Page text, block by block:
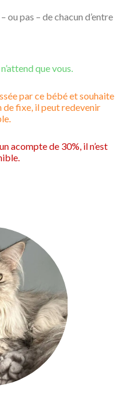
pas – de chacun d’entre
que vous.
par ce bébé et souhaite
de fixe, il peut redevenir
acompte de 30%, il n’est